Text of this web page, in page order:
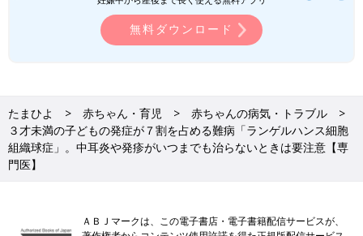
無料ダウンロード
たまひよ 赤ちゃん・育児
赤ちゃんの病気・トラブル
３才未満の子どもの発症が７割を占める難病「ランゲルハンス細胞
組織球症」。中耳炎や発疹がいつまでも治らないときは要注意【専
門医】
ＡＢＪマークは、この電子書店・電子書籍配信サービスが、